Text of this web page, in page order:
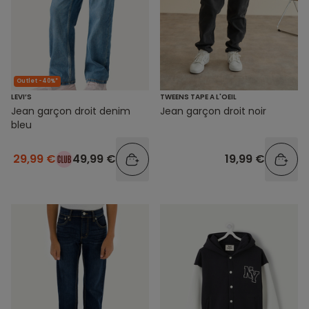
Outlet -40%*
LEVI’S
Jean garçon droit denim
bleu
29,99 € 49,99 €
TWEENS TAPE A L'OEIL
Jean garçon droit noir
19,99 €